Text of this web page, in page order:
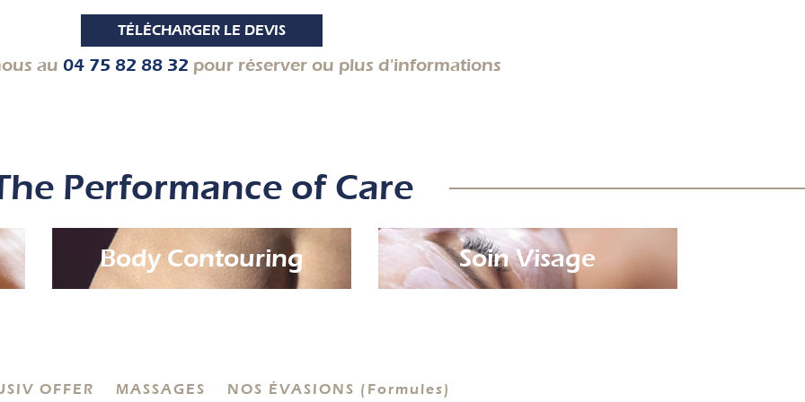
TÉLÉCHARGER LE DEVIS
au 04 75 82 88 32 pour réserver ou plus d'informations
Performance of Care
Body Contouring Soin Visage
OFFER MASSAGES NOS ÉVASIONS (Formules)